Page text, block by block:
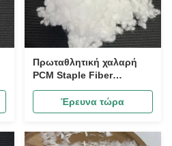
Πρωταθλητική χαλαρή
PCM Staple Fiber
2D*30MM φιλική προς το
δέρμα ίνες βαμβακιού
μαργαριταριών για
και στρωμάτων, απαλές
Έρευνα τώρα